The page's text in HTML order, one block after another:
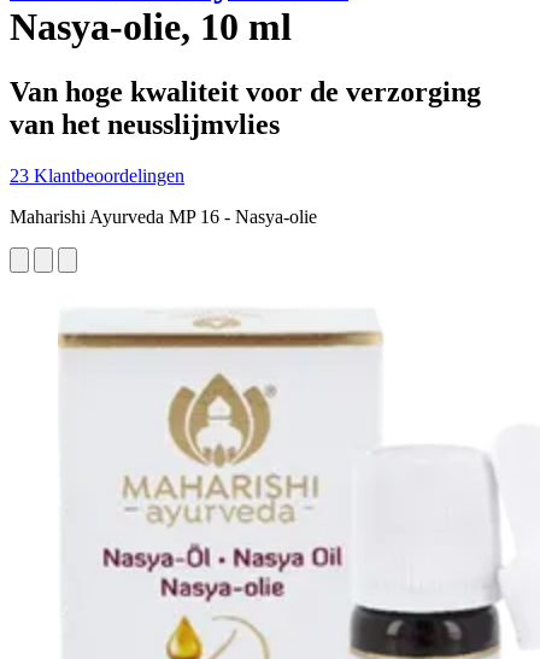
Nasya-olie, 10 ml
Van hoge kwaliteit voor de verzorging
van het neusslijmvlies
23 Klantbeoordelingen
Maharishi Ayurveda MP 16 - Nasya-olie